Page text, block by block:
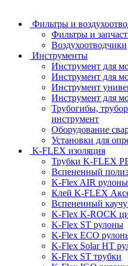
Фильтры и
Фильтры и
Воздухоотводчики
Инструменты
Инструмент для
Инструмент для
Инструмент
Инструмент для
Трубогибы,
инструмент
Оборудование
Установки для
K-FLEX изоляция
Трубки K-FLEX
Вспененный
K-Flex AIR рулоны
Клей K-FLEX
Вспененный
K-Flex K-ROCK
K-Flex ST рулоны
K-Flex ECO
K-Flex Solar HT
K-Flex ST трубки